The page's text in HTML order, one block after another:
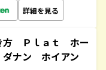
詳細を見る
方 Ｐｌａｔ ホー
ナン ホイアン